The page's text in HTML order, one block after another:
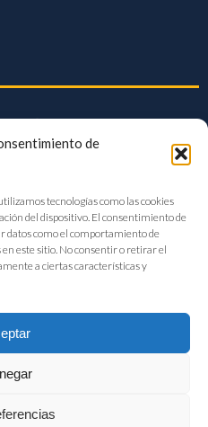
de
tecnologías como las cookies
del dispositivo. El consentimiento de
datos como el comportamiento de
este sitio. No consentir o retirar el
a ciertas características y
de la Alimentación y Bebidas